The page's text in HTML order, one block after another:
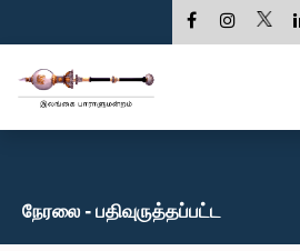
நேரலை - பதிவுருத்தப்பட்ட